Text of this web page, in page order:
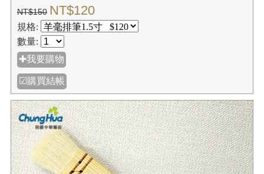
NT$150 NT$120
規格:
數量:
✚我要購物
☑購買結帳